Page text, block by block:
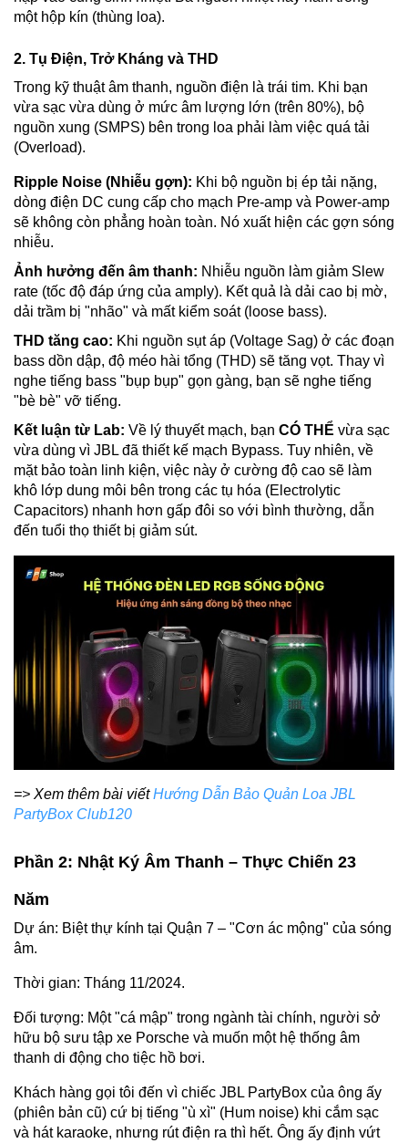
một hộp kín (thùng loa).
2. Tụ Điện, Trở Kháng và THD
Trong kỹ thuật âm thanh, nguồn điện là trái tim. Khi bạn
vừa sạc vừa dùng ở mức âm lượng lớn (trên 80%), bộ
nguồn xung (SMPS) bên trong loa phải làm việc quá tải
(Overload).
Ripple Noise (Nhiễu gợn): Khi bộ nguồn bị ép tải nặng,
dòng điện DC cung cấp cho mạch Pre-amp và Power-amp
sẽ không còn phẳng hoàn toàn. Nó xuất hiện các gợn sóng
nhiễu.
Ảnh hưởng đến âm thanh: Nhiễu nguồn làm giảm Slew
rate (tốc độ đáp ứng của amply). Kết quả là dải cao bị mờ,
dải trầm bị "nhão" và mất kiểm soát (loose bass).
THD tăng cao: Khi nguồn sụt áp (Voltage Sag) ở các đoạn
bass dồn dập, độ méo hài tổng (THD) sẽ tăng vọt. Thay vì
nghe tiếng bass "bụp bụp" gọn gàng, bạn sẽ nghe tiếng
"bè bè" vỡ tiếng.
Kết luận từ Lab: Về lý thuyết mạch, bạn CÓ THỂ vừa sạc
vừa dùng vì JBL đã thiết kế mạch Bypass. Tuy nhiên, về
mặt bảo toàn linh kiện, việc này ở cường độ cao sẽ làm
khô lớp dung môi bên trong các tụ hóa (Electrolytic
Capacitors) nhanh hơn gấp đôi so với bình thường, dẫn
đến tuổi thọ thiết bị giảm sút.
=> Xem thêm bài viếtHướng Dẫn Bảo Quản Loa JBL
PartyBox Club120
Phần 2: Nhật Ký Âm Thanh – Thực Chiến 23
Năm
Dự án: Biệt thự kính tại Quận 7 – "Cơn ác mộng" của sóng
âm.
Thời gian: Tháng 11/2024.
Đối tượng: Một "cá mập" trong ngành tài chính, người sở
hữu bộ sưu tập xe Porsche và muốn một hệ thống âm
thanh di động cho tiệc hồ bơi.
Khách hàng gọi tôi đến vì chiếc JBL PartyBox của ông ấy
(phiên bản cũ) cứ bị tiếng "ù xì" (Hum noise) khi cắm sạc
và hát karaoke, nhưng rút điện ra thì hết. Ông ấy định vứt